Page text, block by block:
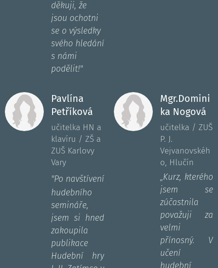
děkuji, že
jsou ochotni
se o výsledky
svého hledání
s námi
podělit!"
Pavlína
Petříková
učitelka HN a
klavíru / ZŠ a
ZUŠ Karlovy
Vary
"Po navštívení
hudebního
semináře,
jsem si hned
zakoupila
publikace
Hudební hry
Mgr.Domini
ka Nogová
učitelka / ZUŠ
P. J.
Vejvanovskéh
o, Hlučín
„Kurz, kterého
jsem se
zúčastnila
považuji za
velmi
přínosný. V
učení
hudební